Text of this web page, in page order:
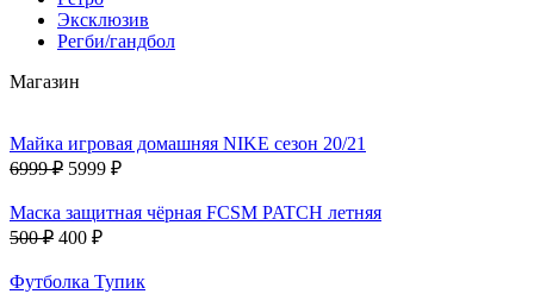
Эксклюзив
Регби/гандбол
Магазин
Майка игровая домашняя NIKE сезон 20/21
6999 ₽ 5999 ₽
Маска защитная чёрная FCSM PATCH летняя
500 ₽ 400 ₽
Футболка Тупик